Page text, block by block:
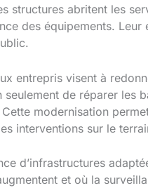
structures abritent les
des équipements.
entrepris visent à
seulement de réparer les
modernisation
interventions sur le
d’infrastructures
et où la